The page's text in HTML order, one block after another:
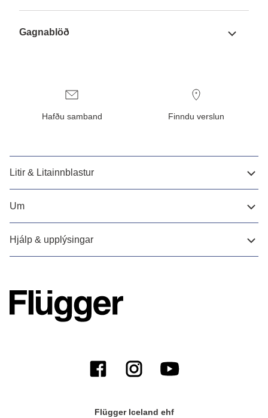
Gagnablöð
Hafðu samband Finndu verslun
Litir & Litainnblastur
Um
Hjálp & upplýsingar
Flügger Iceland ehf